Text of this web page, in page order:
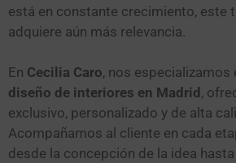
está en constante crecimiento, este
adquiere aún más relevancia.
En Cecilia Caro, nos especializamos
diseño de interiores en Madrid ,
exclusivo, personalizado y de alta
Acompañamos al cliente en cada
desde la concepción de la idea